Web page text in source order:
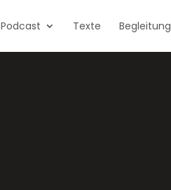
Podcast Texte Begleitung